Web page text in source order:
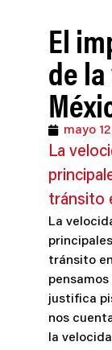
El
de
mayo
La
tránsito
La
tránsito
justifica
nos
la